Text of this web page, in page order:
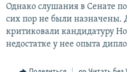
Однако слушания в Сенате
сих пор не были назначены.
критиковали кандидатуру
недостатке у нее опыта